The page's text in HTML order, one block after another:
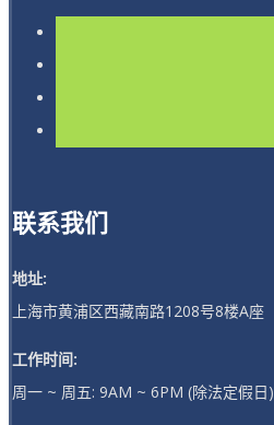
联系我们
地址:
上海市黄浦区西藏南路1208号8楼A座
工作时间:
周一 ~ 周五: 9AM ~ 6PM (除法定假日)